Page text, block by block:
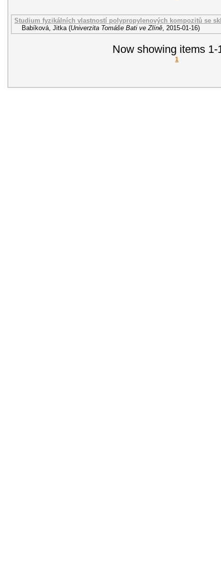
Studium fyzikálních vlastností polypropylenových kompozitů se
Babíková, Jitka (Univerzita Tomáše Bati ve Zlíně 2015-01-16)
Now showing items 1-
1